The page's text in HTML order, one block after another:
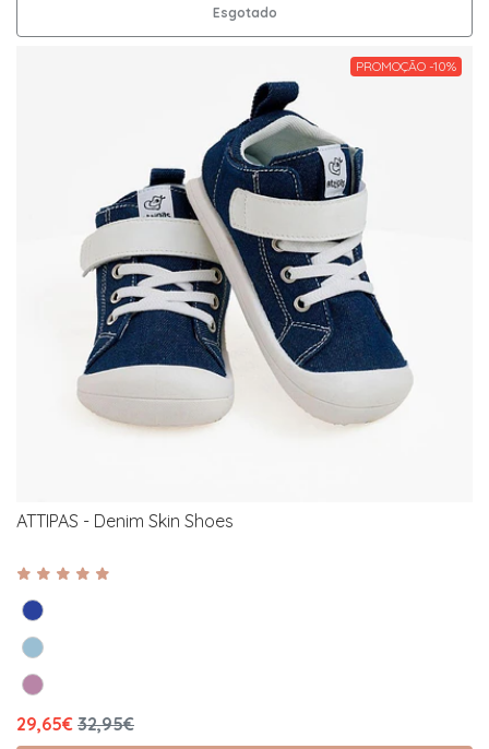
Esgotado
PROMOÇÃO -10%
ATTIPAS - Denim Skin Shoes
29,65€ 32,95€